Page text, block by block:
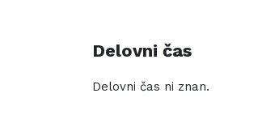
Delovni čas
Delovni čas ni znan.